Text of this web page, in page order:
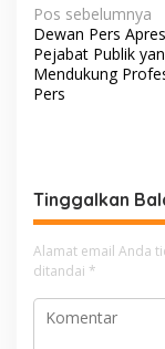
N
a
v
i
s
i
p
o
s
Pos sebelumnya
Dewan Pers
Pejabat Publik
Mendukung
Pers
Tinggalkan
Alamat email Anda
ditandai *